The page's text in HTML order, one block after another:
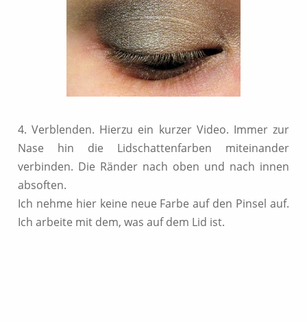
4. Verblenden. Hierzu ein kurzer Video. Immer zur
Nase hin die Lidschattenfarben miteinander
verbinden. Die Ränder nach oben und nach innen
absoften.
Ich nehme hier keine neue Farbe auf den Pinsel auf.
Ich arbeite mit dem, was auf dem Lid ist.